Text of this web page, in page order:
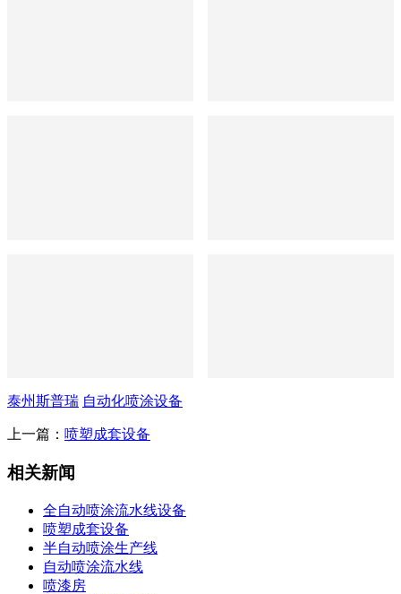
泰州斯普瑞 自动化喷涂设备
上一篇： 喷塑成套设备
相关新闻
全自动喷涂流水线设备
喷塑成套设备
半自动喷涂生产线
自动喷涂流水线
喷漆房